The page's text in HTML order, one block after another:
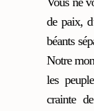
de paix,
béants
Notre
les
crainte